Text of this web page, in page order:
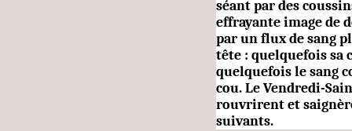
séant par des
effrayante image de
par un flux de sang
tête : quelquefois sa
quelquefois le sang
cou. Le Vendredi-
rouvrirent et
suivants.